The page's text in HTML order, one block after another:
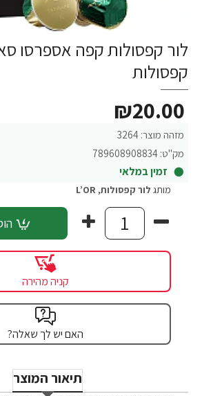
קפסולות
מזהה מוצר: 3264
מק"ט: 789608908834
זמין במלאי
₪20.00
מותג לור קפסולות,
L’OR
קניה מהירה
האם יש לך שאלה?
תיאור המוצר